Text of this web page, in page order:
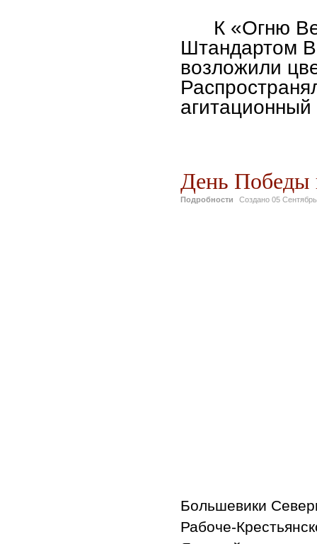
К «Огню
Штандартом
возложили
День Победы
Подробности Создано 05
Большевики
Рабоче-